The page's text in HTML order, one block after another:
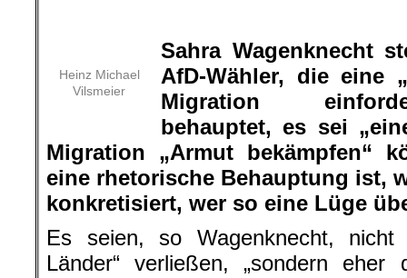
Heinz Michael
Vilsmeier
Sahra Wagenknecht
AfD-Wähler, die eine
Migration
behauptet, es sei
Migration „Armut bekämpfen“
eine rhetorische Behauptung ist,
konkretisiert, wer so eine Lüge
Es seien, so Wagenknecht, nicht
Länder“ verließen, „sondern